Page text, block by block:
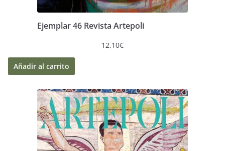
Ejemplar 46 Revista Artepoli
12,10€
Añadir al carrito